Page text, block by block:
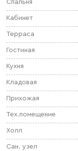
Спальня
Кабинет
Терраса
Гостиная
Кухня
Кладовая
Прихожая
Тех.помещение
Холл
Сан. узел